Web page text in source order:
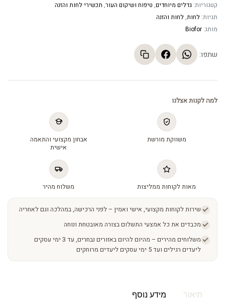
קטגוריות: גדלים מיוחדים, טיפוח ושיקום העור, תכשירי לחות והזנה
תגיות: לחות,לחות והזנה
מותג: Biofor
שתפו:
למה לקנות אצלנו
משווקת מורשת
אבחון מקצועי והתאמה
אישית
מאות לקוחות ממליצות משלוח מהיר
שירות לקוחות מקצועי, אישי ואמין – לפני הרכישה, במהלכה וגם לאחריה
מכבדים את כל אמצעי התשלום בצורה מאובטחת ונוחה
משלוחים מהירים – מהיום להיום באזורים נבחרים, עד 3 ימי עסקים
ליעדים רגילים ועד 5 ימי עסקים ליעדים מרוחקים
תיאור מידע נוסף